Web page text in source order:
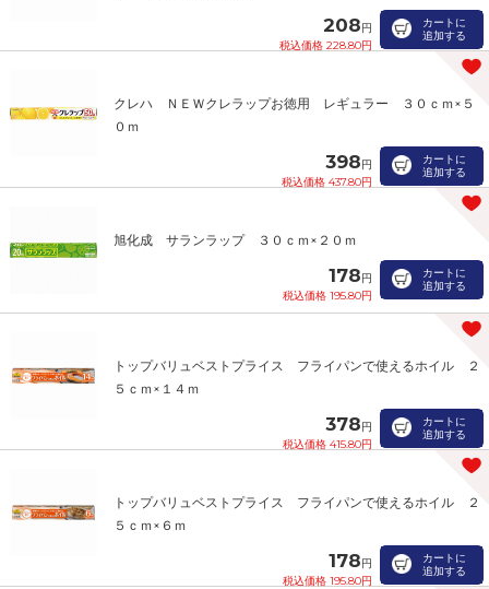
208円
税込価格 228.80円
カートに
追加する
クレハ ＮＥＷクレラップお徳用 レギュラー ３０ｃｍ×５
０ｍ
398円
税込価格 437.80円
カートに
追加する
旭化成 サランラップ ３０ｃｍ×２０ｍ
178円
税込価格 195.80円
カートに
追加する
トップバリュベストプライス フライパンで使えるホイル ２
５ｃｍ×１４ｍ
378円
税込価格 415.80円
カートに
追加する
トップバリュベストプライス フライパンで使えるホイル ２
５ｃｍ×６ｍ
178円
税込価格 195.80円
カートに
追加する